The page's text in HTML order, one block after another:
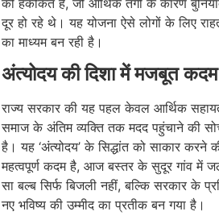
दूर हो रहे थे। यह योजना ऐसे लोगों के लिए
का माध्यम बन रही है।
अंत्योदय की दिशा में मजबूत कदम
राज्य सरकार की यह पहल केवल आर्थिक
समाज के अंतिम व्यक्ति तक मदद पहुंचाने की
है। यह ‘अंत्योदय’ के सिद्धांत को साकार करने
महत्वपूर्ण कदम है, आज बस्तर के सुदूर गांव में
सा बल्ब सिर्फ बिजली नहीं, बल्कि सरकार के
नए भविष्य की उम्मीद का प्रतीक बन गया है।